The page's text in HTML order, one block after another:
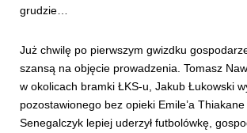
grudzie…
Już chwilę po pierwszym gwizdku
szansą na objęcie prowadzenia. Tomasz
w okolicach bramki ŁKS-u, Jakub Łukowski
pozostawionego bez opieki Emile’a
Senegalczyk lepiej uderzył futbolówkę,